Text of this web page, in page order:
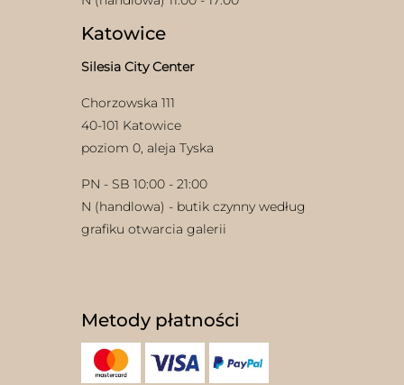
Katowice
Silesia City Center
Chorzowska 111
40-101 Katowice
poziom 0, aleja Tyska
PN - SB 10:00 - 21:00
N (handlowa) - butik czynny według
grafiku otwarcia galerii
Metody płatności